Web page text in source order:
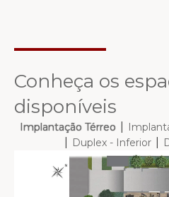
Conheça os
disponíveis
Implantação Térreo
Duplex - Inferior